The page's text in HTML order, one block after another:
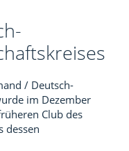
/ Deutsch-
im Dezember
Club des
dessen